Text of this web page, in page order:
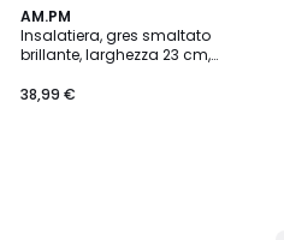
AM.PM
Insalatiera, gres smaltato
brillante, larghezza 23 cm,
38,99 €